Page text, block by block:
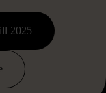
2025